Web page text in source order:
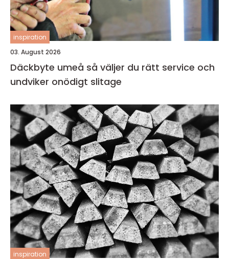
inspiration
03. August 2026
Däckbyte umeå så väljer du rätt service och
undviker onödigt slitage
inspiration